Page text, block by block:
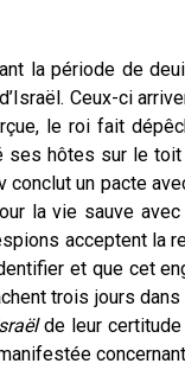
la période de
Ceux-ci
le roi fait
ses hôtes sur le
conclut un pacte
la vie sauve
acceptent la
et que cet
trois jours
de leur certitude